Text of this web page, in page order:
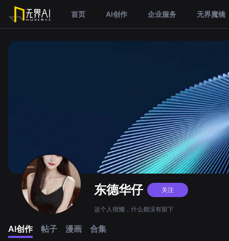
首页 AI创作 企业服务 无界魔镜
东德华仔 关注
这个人很懒，什么都没有留下
AI创作 帖子 漫画 合集